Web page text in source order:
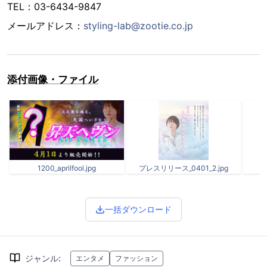
TEL：03-6434-9847
メールアドレス： styling-lab@zootie.co.jp
添付画像・ファイル
1200_aprilfool.jpg プレスリリース_0401_2.jpg
一括ダウンロード
ジャンル: エンタメ ファッション